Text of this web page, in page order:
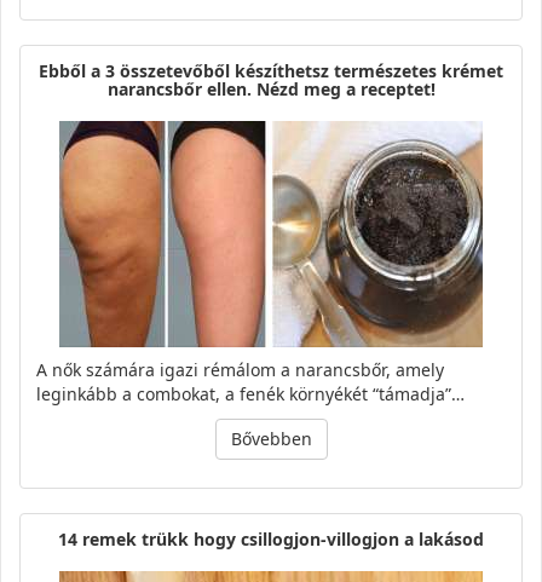
Ebből a 3 összetevőből készíthetsz természetes krémet
narancsbőr ellen. Nézd meg a receptet!
A nők számára igazi rémálom a narancsbőr, amely
leginkább a combokat, a fenék környékét “támadja”…
Bővebben
14 remek trükk hogy csillogjon-villogjon a lakásod